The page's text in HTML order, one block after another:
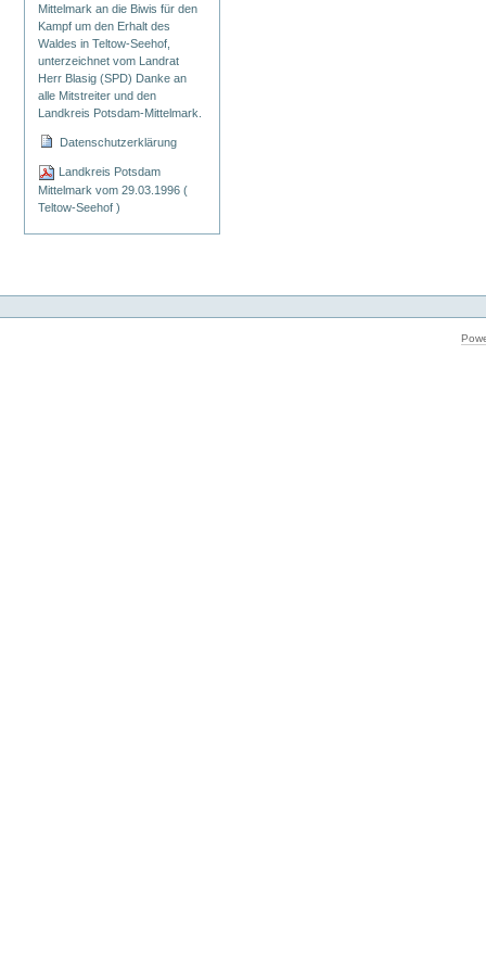
Mittelmark an die Biwis für den
Kampf um den Erhalt des
Waldes in Teltow-Seehof,
unterzeichnet vom Landrat
Herr Blasig (SPD) Danke an
alle Mitstreiter und den
Landkreis Potsdam-Mittelmark.
Datenschutzerklärung
Landkreis Potsdam
Mittelmark vom 29.03.1996 (
Teltow-Seehof )